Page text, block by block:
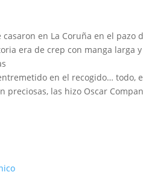
casaron en La Coruña en el
era de crep con manga larga
en el recogido… todo,
preciosas, las hizo Oscar